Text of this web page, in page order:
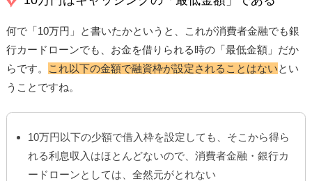
何で「10万円」と書いたかというと、これが消費者金融でも銀
行カードローンでも、お金を借りられる時の「最低金額」だか
らです。
これ以下の金額で融資枠が設定されることはないとい
うことですね。
10万円以下の少額で借入枠を設定しても、そこから得ら
れる利息収入はほとんどないので、消費者金融・銀行カ
ードローンとしては、全然元がとれない